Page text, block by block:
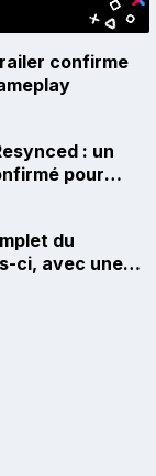
confirme
: un
pour
du
ci, avec une